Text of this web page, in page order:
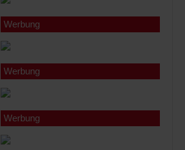
Werbung
Werbung
Werbung